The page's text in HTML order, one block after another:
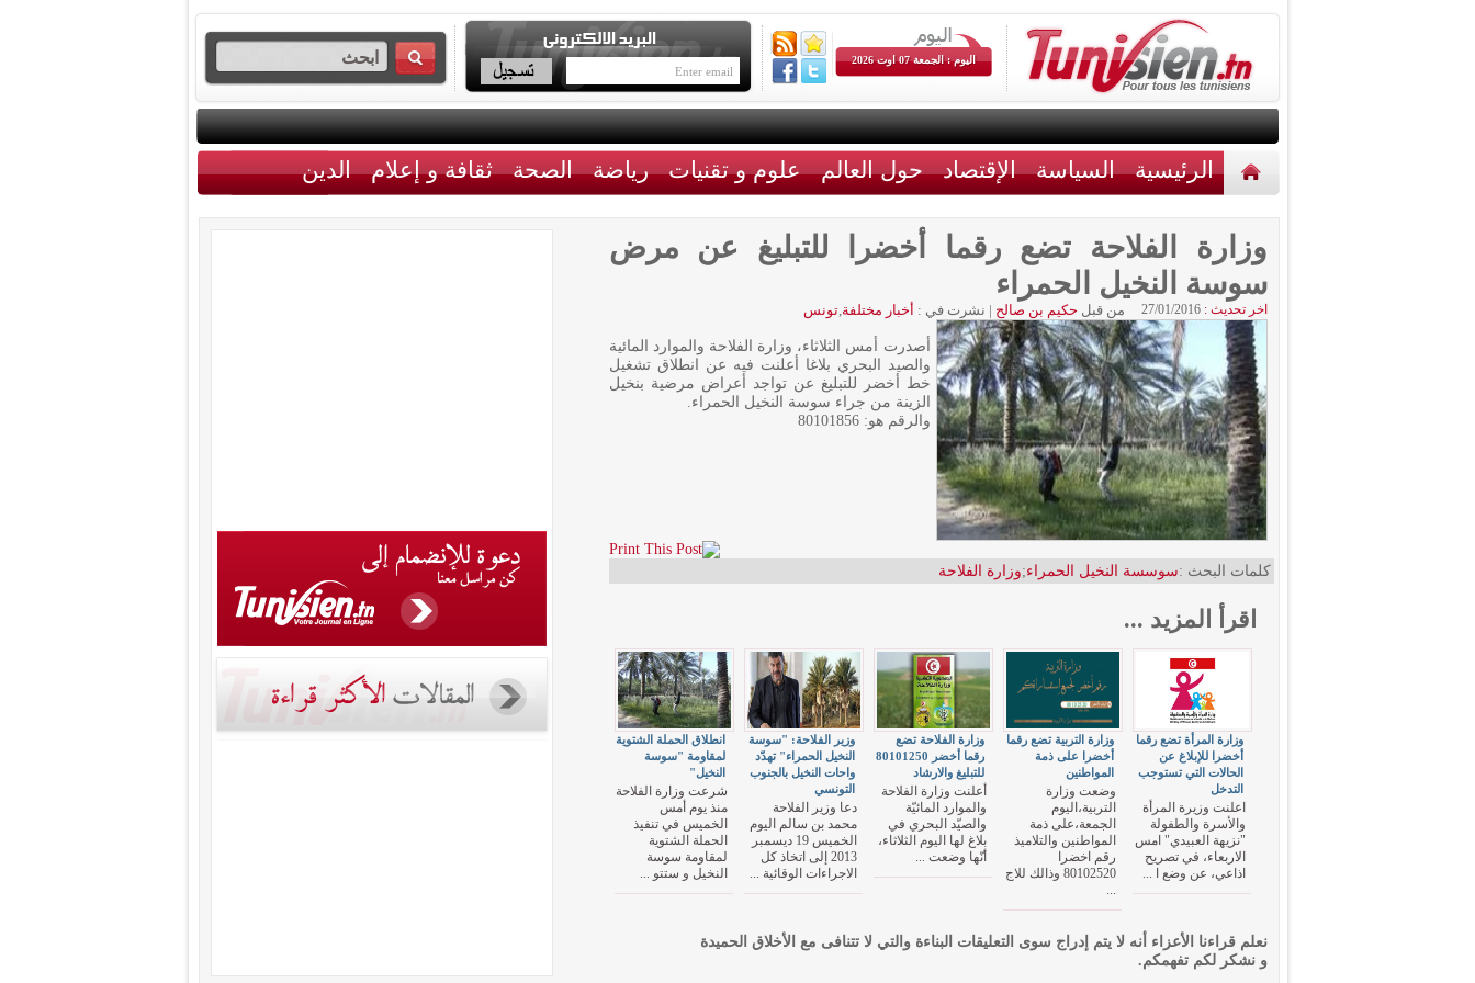
اليوم : الجمعة 07 اوت 2026
الرئيسية السياسة الإقتصاد حول العالم علوم و تقنيات رياضة الصحة ثقافة و إعلام الدين
وزارة الفلاحة تضع رقما أخضرا للتبليغ عن مرض
سوسة النخيل الحمراء
اخر تحديث : 27/01/2016 من قبل حكيم بن صالح | نشرت في : أخبار مختلفة,تونس
أصدرت أمس الثلاثاء، وزارة الفلاحة والموارد المائية
والصيد البحري بلاغا أعلنت فيه عن انطلاق تشغيل
خط أخضر للتبليغ عن تواجد أعراض مرضية بنخيل
الزينة من جراء سوسة النخيل الحمراء.
والرقم هو: 80101856
كلمات البحث :سوسسة النخيل الحمراء;وزارة الفلاحة
اقرأ المزيد ...
انطلاق الحملة الشتوية
لمقاومة "سوسة
النخيل"
شرعت وزارة الفلاحة
منذ يوم أمس
الخميس في تنفيذ
الحملة الشتوية
لمقاومة سوسة
النخيل و ستتو ...
وزير الفلاحة: "سوسة
النخيل الحمراء" تهدّد
واحات النخيل بالجنوب
التونسي
دعا وزير الفلاحة
محمد بن سالم اليوم
الخميس 19 ديسمبر
2013 إلى اتخاذ كل
الاجراءات الوقائية ...
وزارة الفلاحة تضع
رقما أخضر 80101250
للتبليغ والارشاد
أعلنت وزارة الفلاحة
والموارد المائيّة
والصيّد البحري في
بلاغ لها اليوم الثلاثاء،
أنّها وضعت ...
وزارة التربية تضع رقما
أخضرا على ذمة
المواطنين
وضعت وزارة
التربية،اليوم
الجمعة،على ذمة
المواطنين والتلاميذ
رقم اخضرا
80102520 وذالك للاج
...
وزارة المرأة تضع رقما
أخضرا للإبلاغ عن
الحالات التي تستوجب
التدخل
اعلنت وزيرة المرأة
والأسرة والطفولة
"نزيهة العبيدي" امس
الاربعاء، في تصريح
اذاعي، عن وضع ا ...
نعلم قراءنا الأعزاء أنه لا يتم إدراج سوى التعليقات البناءة والتي لا تتنافى مع الأخلاق الحميدة
و نشكر لكم تفهمكم.